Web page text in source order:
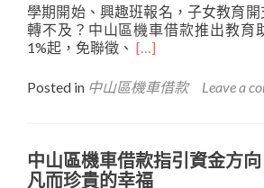
周
轉
金？
山
借
款
學期開始、興趣班報名，子女教育
轉不及？中山區機車借款推出教育
1%起，免聯徵、 Read
about
費
借
[…]
Posted in 中山區機車借款 Leave a
中山區機車借款指引資金方
凡而珍貴的幸福